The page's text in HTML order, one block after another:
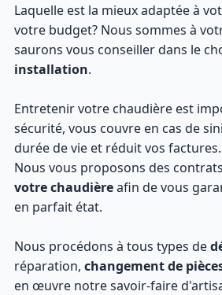
Laquelle est la mieux adaptée à
votre budget? Nous sommes à
saurons vous conseiller dans le
installation.
Entretenir votre chaudière est
sécurité, vous couvre en cas de
durée de vie et réduit vos factures.
Nous vous proposons des
votre chaudièreafin de vous
en parfait état.
Nous procédons à tous types de
réparation, changement de
en œuvre notre savoir-faire